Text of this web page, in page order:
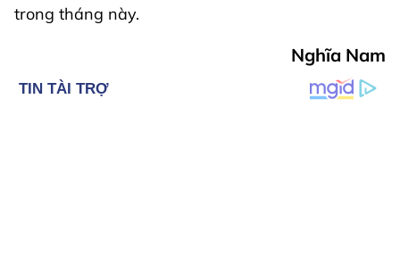
trong tháng này.
Nghĩa Nam